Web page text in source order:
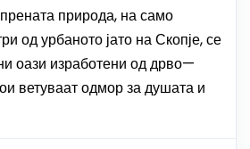
природа, на само
од урбаното јато на Скопје, се
оази изработени од дрво—
ветуваат одмор за душата и